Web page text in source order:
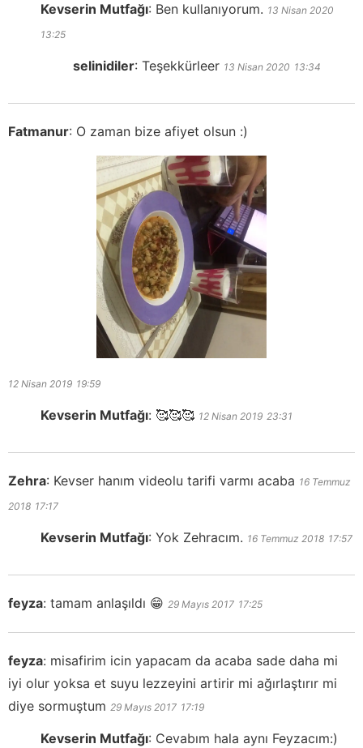
Kevserin Mutfağı: Ben kullanıyorum. 13 Nisan 2020
13:25
selinidiler: Teşekkürleer 13 Nisan 2020 13:34
Fatmanur: O zaman bize afiyet olsun :)
12 Nisan 2019 19:59
Kevserin Mutfağı: 🥰🥰🥰 12 Nisan 2019 23:31
Zehra: Kevser hanım videolu tarifi varmı acaba 16 Temmuz
2018 17:17
Kevserin Mutfağı: Yok Zehracım. 16 Temmuz 2018 17:57
feyza: tamam anlaşıldı 😁 29 Mayıs 2017 17:25
feyza: misafirim icin yapacam da acaba sade daha mi
iyi olur yoksa et suyu lezzeyini artirir mi ağırlaştırır mi
diye sormuştum 29 Mayıs 2017 17:19
Kevserin Mutfağı: Cevabım hala aynı Feyzacım:)